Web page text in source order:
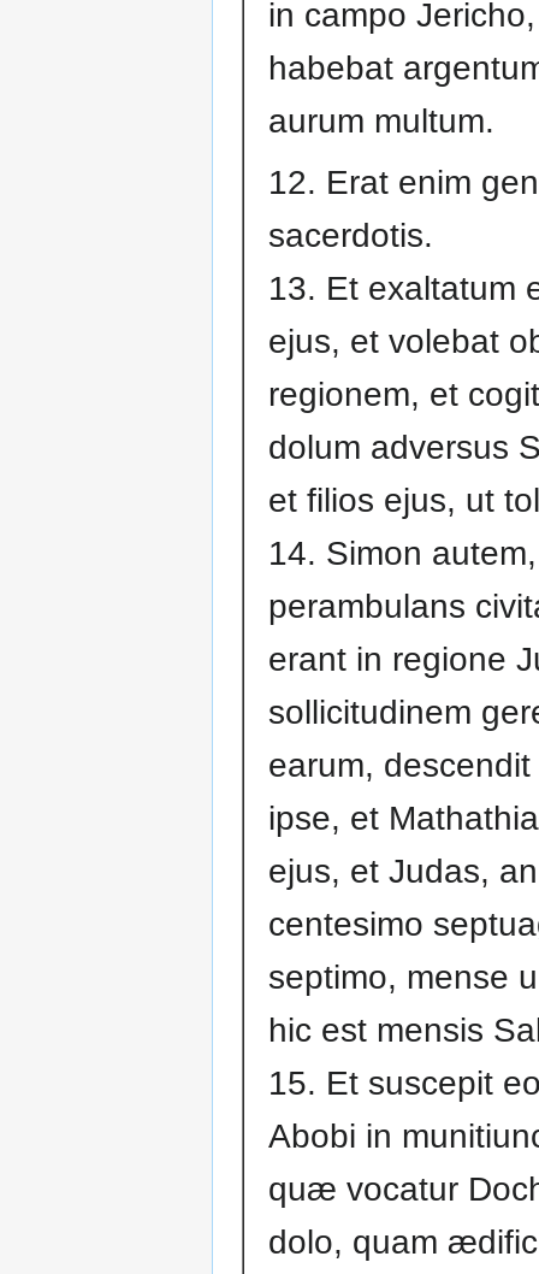
in campo
habebat
aurum multum.
12. Erat enim
sacerdotis.
13. Et exaltatum
ejus, et volebat
regionem, et
dolum adversus
et filios ejus, ut
14. Simon autem,
perambulans
erant in regione
sollicitudinem
earum,
ipse, et
ejus, et Judas,
centesimo
septimo, mense
hic est mensis
15. Et suscepit
Abobi in
quæ vocatur
dolo, quam